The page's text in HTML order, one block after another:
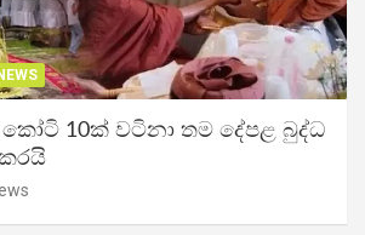
කෝටි 10ක් වටිනා තම දේපළ බුද්ධ